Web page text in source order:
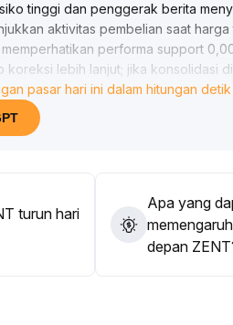
tinggi dan penggerak berita
aktivitas pembelian saat
performa support
koreksi lebih lanjut; jika konsolidasi
.
pasar hari ini dalam hitungan detik
turun hari
Apa yang
depan